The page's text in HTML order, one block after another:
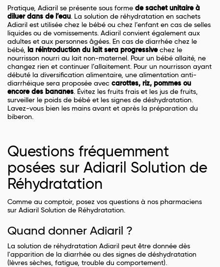
Pratique, Adiaril se présente sous forme de sachet unitaire à
diluer dans de l’eau. La solution de réhydratation en sachets
Adiaril est utilisée chez le bébé ou chez l’enfant en cas de selles
liquides ou de vomissements. Adiaril convient également aux
adultes et aux personnes âgées. En cas de diarrhée chez le
bébé, la réintroduction du lait sera progressivechez le
nourrisson nourri au lait non-maternel. Pour un bébé allaité, ne
changez rien et continuer l’allaitement. Pour un nourrisson ayant
débuté la diversification alimentaire, une alimentation anti-
diarrhéique sera proposée avec carottes, riz, pommes ou
encore des bananes. Évitez les fruits frais et les jus de fruits,
surveiller le poids de bébé et les signes de déshydratation.
Lavez-vous bien les mains avant et après la préparation du
biberon.
Questions fréquemment
posées sur Adiaril Solution de
Réhydratation
Comme au comptoir, posez vos questions à nos pharmaciens
sur Adiaril Solution de Réhydratation.
Quand donner Adiaril ?
La solution de réhydratation Adiaril peut être donnée dès
l'apparition de la diarrhée ou des signes de déshydratation
(lèvres sèches, fatigue, trouble du comportement).